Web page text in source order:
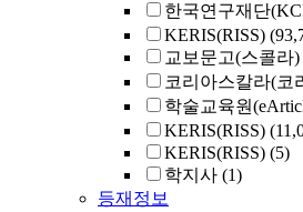
한국연구재단
KERIS(RISS)
교보문고(스콜라)
코리아스칼라(코
학술교육원
KERIS(RISS)
KERIS(RISS) (5)
학지사 (1)
등재정보